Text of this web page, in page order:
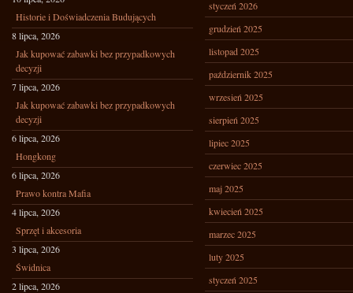
Historie i Doświadczenia Budujących
8 lipca, 2026
Jak kupować zabawki bez przypadkowych
decyzji
7 lipca, 2026
Jak kupować zabawki bez przypadkowych
decyzji
6 lipca, 2026
Hongkong
6 lipca, 2026
Prawo kontra Mafia
4 lipca, 2026
Sprzęt i akcesoria
3 lipca, 2026
Świdnica
2 lipca, 2026
styczeń 2026
grudzień 2025
listopad 2025
październik 2025
wrzesień 2025
sierpień 2025
lipiec 2025
czerwiec 2025
maj 2025
kwiecień 2025
marzec 2025
luty 2025
styczeń 2025